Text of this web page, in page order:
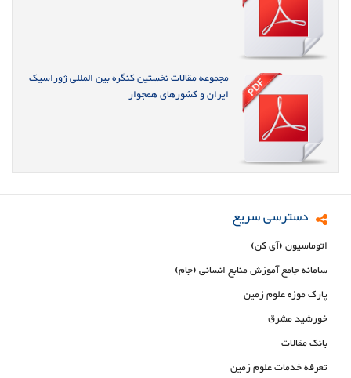
مجموعه مقالات نخستین کنگره بین المللی ژوراسیک
ایران و کشورهای همجوار
دسترسی سریع
اتوماسیون (آی کن)
سامانه جامع آموزش منابع انسانی (جام)
پارک موزه علوم زمین
خورشید مشرق
بانک مقالات
تعرفه خدمات علوم زمین